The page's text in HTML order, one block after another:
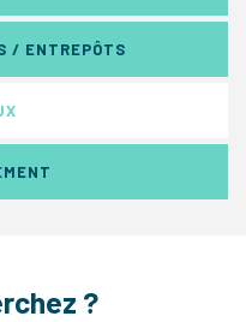
/ ENTREPÔTS
?